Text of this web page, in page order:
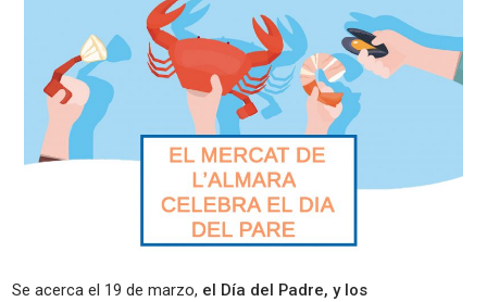
Se acerca el 19 de marzo, el Día del Padre, y los